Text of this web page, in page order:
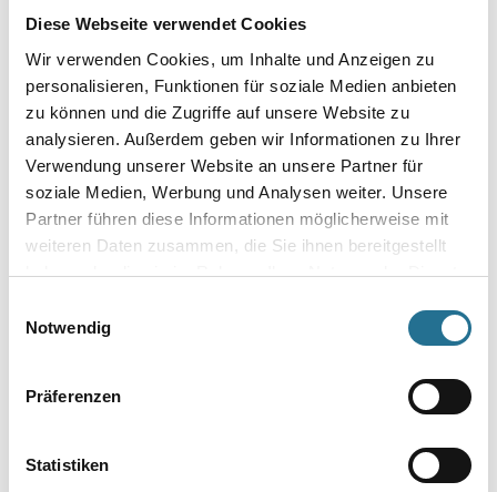
Diese Webseite verwendet Cookies
Wir verwenden Cookies, um Inhalte und Anzeigen zu
personalisieren, Funktionen für soziale Medien anbieten
zu können und die Zugriffe auf unsere Website zu
analysieren. Außerdem geben wir Informationen zu Ihrer
Verwendung unserer Website an unsere Partner für
soziale Medien, Werbung und Analysen weiter. Unsere
Partner führen diese Informationen möglicherweise mit
weiteren Daten zusammen, die Sie ihnen bereitgestellt
haben oder die sie im Rahmen Ihrer Nutzung der Dienste
Notwendig
Präferenzen
Statistiken
WD Transformator für 3500S 5-Stufen
Umrechnungsfaktoren
PRODUKTEIGENSCHAFTEN
ZUSATZINFOS